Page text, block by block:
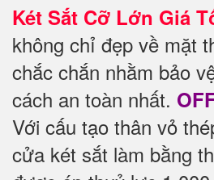
Két Sắt Cỡ Lớn Giá
không chỉ đẹp về mặt
chắc chắn nhằm bảo
cách an toàn nhất.
Với cấu tạo thân vỏ
cửa két sắt làm bằng